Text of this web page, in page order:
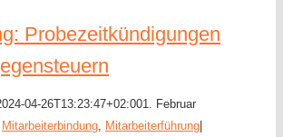
Probezeitkündigungen
04-26T13:23:47+02:001. Februar
Mitarbeiterbindung, Mitarbeiterführung